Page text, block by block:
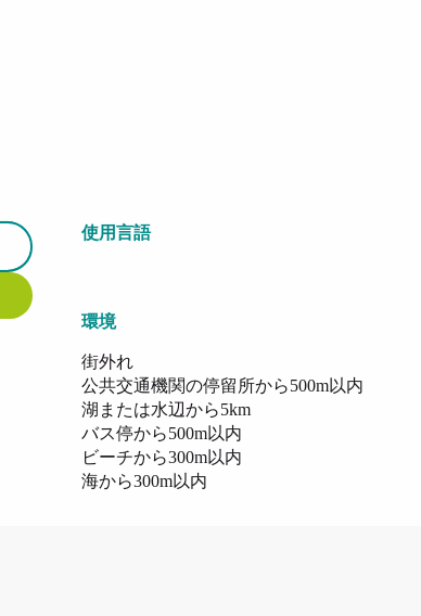
使用言語
使用言語
環境
環境
街外れ
公共交通機関の停留所から500m以内
湖または水辺から5km
バス停から500m以内
ビーチから300m以内
海から300m以内